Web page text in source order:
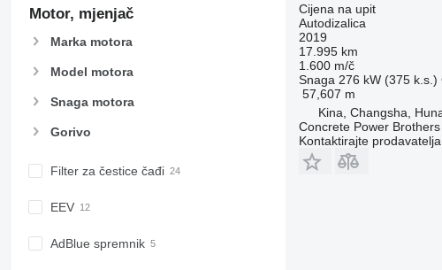
Motor, mjenjač
Marka motora
Model motora
Snaga motora
Gorivo
Filter za čestice čađi
EEV
AdBlue spremnik
Cijena na upit
Autodizalica
2019
17.995 km
1.600 m/č
Snaga 276 kW (375 k.s.)
57,607 m
Kina, Changsha,
Concrete Power Brothers
Kontaktirajte prodavatelja